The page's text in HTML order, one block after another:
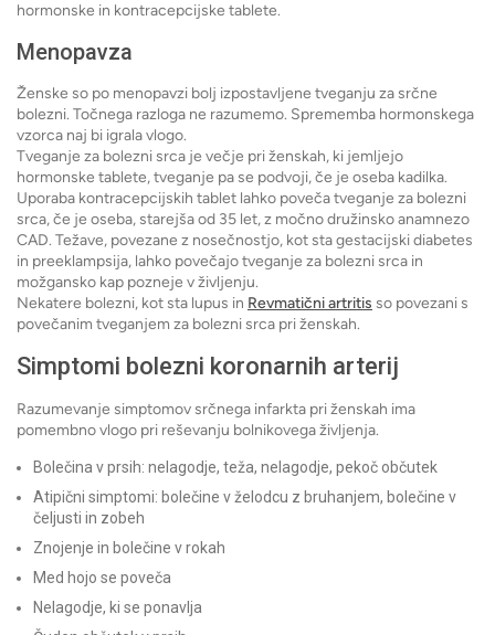
hormonske in kontracepcijske tablete.
Menopavza
Ženske so po menopavzi bolj izpostavljene tveganju za srčne
bolezni. Točnega razloga ne razumemo. Sprememba hormonskega
vzorca naj bi igrala vlogo.
Tveganje za bolezni srca je večje pri ženskah, ki jemljejo
hormonske tablete, tveganje pa se podvoji, če je oseba kadilka.
Uporaba kontracepcijskih tablet lahko poveča tveganje za bolezni
srca, če je oseba, starejša od 35 let, z močno družinsko anamnezo
CAD. Težave, povezane z nosečnostjo, kot sta gestacijski diabetes
in preeklampsija, lahko povečajo tveganje za bolezni srca in
možgansko kap pozneje v življenju.
Nekatere bolezni, kot sta lupus in Revmatični artritis so povezani s
povečanim tveganjem za bolezni srca pri ženskah.
Simptomi bolezni koronarnih arterij
Razumevanje simptomov srčnega infarkta pri ženskah ima
pomembno vlogo pri reševanju bolnikovega življenja.
Bolečina v prsih: nelagodje, teža, nelagodje, pekoč občutek
Atipični simptomi: bolečine v želodcu z bruhanjem, bolečine v
čeljusti in zobeh
Znojenje in bolečine v rokah
Med hojo se poveča
Nelagodje, ki se ponavlja